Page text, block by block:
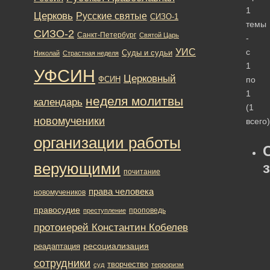
1
темы
-
с
1
по
1
(1
всего)
Церковь Русские святые СИЗО-1
СИЗО-2 Санкт-Петербург Святой Царь
Николай Страстная неделя Суды и судьи УИС
УФСИН ФСИН Церковный
календарь неделя молитвы
новомученики
организации работы
верующими почитание
новомучеников права человека
правосудие преступление проповедь
протоиерей Константин Кобелев
реадаптация ресоциализация
сотрудники суд творчество терроризм